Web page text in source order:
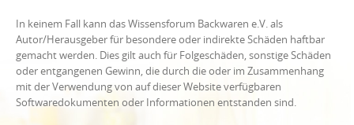
In keinem Fall kann das Wissensforum Backwaren e.V. als
Autor/Herausgeber für besondere oder indirekte Schäden haftbar
gemacht werden. Dies gilt auch für Folgeschäden, sonstige Schäden
oder entgangenen Gewinn, die durch die oder im Zusammenhang
mit der Verwendung von auf dieser Website verfügbaren
Softwaredokumenten oder Informationen entstanden sind.